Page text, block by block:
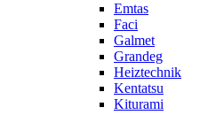
Emtas
Faci
Galmet
Grandeg
Heiztechnik
Kentatsu
Kiturami